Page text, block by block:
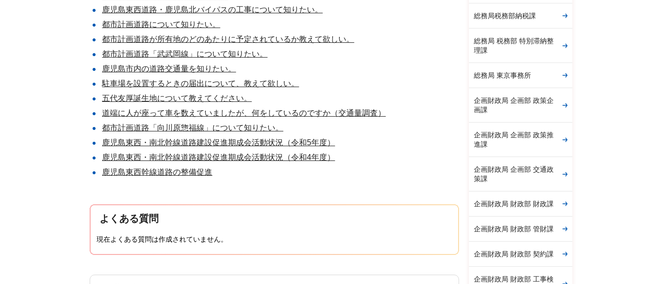
鹿児島東西道路・鹿児島北バイパスの工事について知りたい。
都市計画道路について知りたい。
都市計画道路が所有地のどのあたりに予定されているか教えて欲しい。
都市計画道路「武武岡線」について知りたい。
鹿児島市内の道路交通量を知りたい。
駐車場を設置するときの届出について、教えて欲しい。
五代友厚誕生地について教えてください。
道端に人が座って車を数えていましたが、何をしているのですか（交通量調査）
都市計画道路「向川原惣福線」について知りたい。
鹿児島東西・南北幹線道路建設促進期成会活動状況（令和5年度）
鹿児島東西・南北幹線道路建設促進期成会活動状況（令和4年度）
鹿児島東西幹線道路の整備促進
よくある質問
現在よくある質問は作成されていません。
総務局税務部納税課
総務局 税務部 特別滞納整
理課
総務局 東京事務所
企画財政局 企画部 政策企
画課
企画財政局 企画部 政策推
進課
企画財政局 企画部 交通政
策課
企画財政局 財政部 財政課
企画財政局 財政部 管財課
企画財政局 財政部 契約課
企画財政局 財政部 工事検